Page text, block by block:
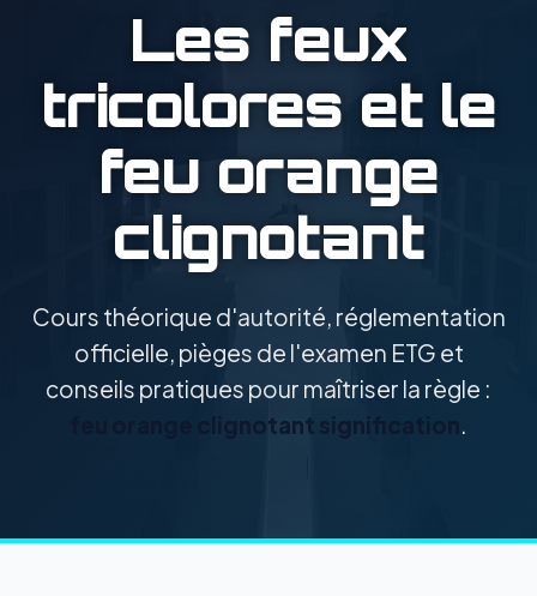
Les feux
tricolores et le
feu orange
clignotant
Cours théorique d'autorité, réglementation
officielle, pièges de l'examen ETG et
conseils pratiques pour maîtriser la règle :
feu orange clignotant signification .